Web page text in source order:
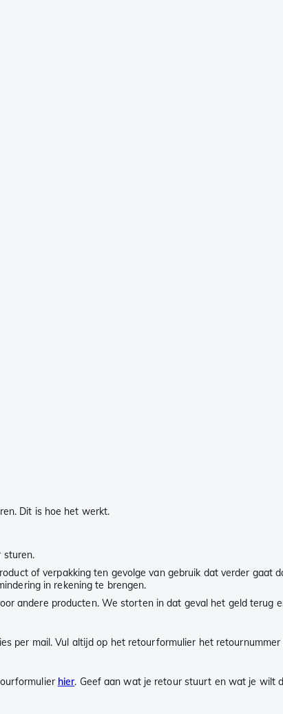
Dit is hoe het werkt.
sturen.
of verpakking ten gevolge van gebruik dat verder gaat
in rekening te brengen.
andere producten. We storten in dat geval het geld terug
per mail. Vul altijd op het retourformulier het
hier. Geef aan wat je retour stuurt en wat je wilt